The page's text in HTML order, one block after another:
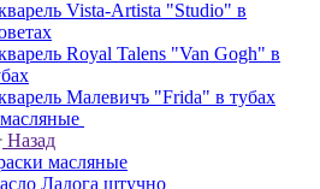
Vista-Artista "Studio" в
Royal Talens "Van Gogh" в
Малевичъ "Frida" в тубах
Назад
масляные
Ладога штучно